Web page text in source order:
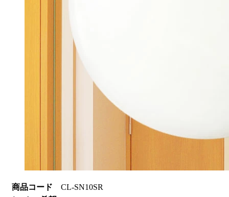
商品コード
CL-SN10SR